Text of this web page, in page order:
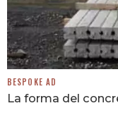
BESPOKE AD
La forma del